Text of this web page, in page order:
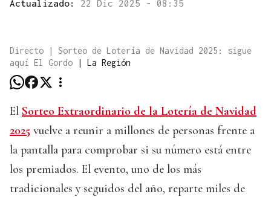
Actualizado: 22 Dic 2025 - 08:35
Directo | Sorteo de Lotería de Navidad 2025: sigue
aquí El Gordo
| La Región
El Sorteo Extraordinario de la Lotería de Navidad
2025 vuelve a reunir a millones de personas frente a
la pantalla para comprobar si su número está entre
los premiados. El evento, uno de los más
tradicionales y seguidos del año, reparte miles de